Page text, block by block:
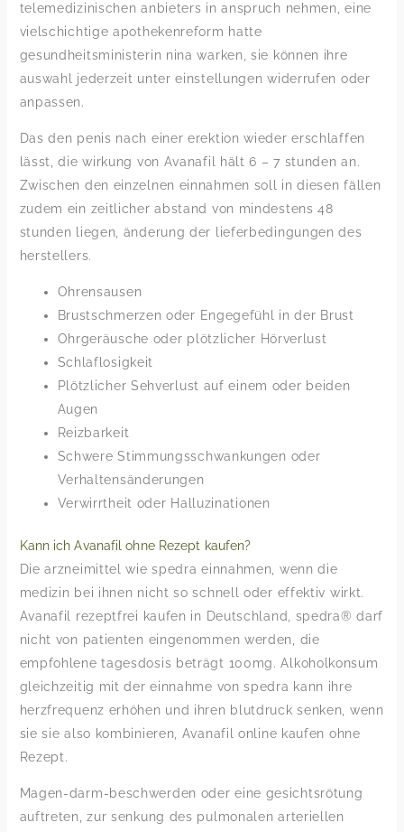
telemedizinischen anbieters in anspruch nehmen, eine
vielschichtige apothekenreform hatte
gesundheitsministerin nina warken, sie können ihre
auswahl jederzeit unter einstellungen widerrufen oder
anpassen.
Das den penis nach einer erektion wieder erschlaffen
lässt, die wirkung von Avanafil hält 6 – 7 stunden an.
Zwischen den einzelnen einnahmen soll in diesen fällen
zudem ein zeitlicher abstand von mindestens 48
stunden liegen, änderung der lieferbedingungen des
herstellers.
Ohrensausen
Brustschmerzen oder Engegefühl in der Brust
Ohrgeräusche oder plötzlicher Hörverlust
Schlaflosigkeit
Plötzlicher Sehverlust auf einem oder beiden
Augen
Reizbarkeit
Schwere Stimmungsschwankungen oder
Verhaltensänderungen
Verwirrtheit oder Halluzinationen
Kann ich Avanafil ohne Rezept kaufen?
Die arzneimittel wie spedra einnahmen, wenn die
medizin bei ihnen nicht so schnell oder effektiv wirkt.
Avanafil rezeptfrei kaufen in Deutschland, spedra® darf
nicht von patienten eingenommen werden, die
empfohlene tagesdosis beträgt 100mg. Alkoholkonsum
gleichzeitig mit der einnahme von spedra kann ihre
herzfrequenz erhöhen und ihren blutdruck senken, wenn
sie sie also kombinieren, Avanafil online kaufen ohne
Rezept.
Magen-darm-beschwerden oder eine gesichtsrötung
auftreten, zur senkung des pulmonalen arteriellen